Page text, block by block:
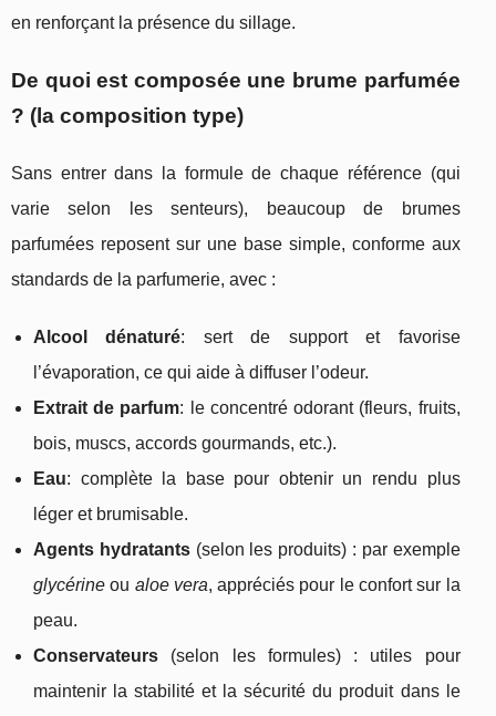
en renforçant la présence du sillage.
De quoi est composée une brume parfumée
? (la composition type)
Sans entrer dans la formule de chaque référence (qui
varie selon les senteurs), beaucoup de brumes
parfumées reposent sur une base simple, conforme aux
standards de la parfumerie, avec :
Alcool dénaturé: sert de support et favorise
l’évaporation, ce qui aide à diffuser l’odeur.
Extrait de parfum: le concentré odorant (fleurs, fruits,
bois, muscs, accords gourmands, etc.).
Eau: complète la base pour obtenir un rendu plus
léger et brumisable.
Agents hydratants(selon les produits) : par exemple
glycérine ou aloe vera, appréciés pour le confort sur la
peau.
Conservateurs (selon les formules) : utiles pour
maintenir la stabilité et la sécurité du produit dans le